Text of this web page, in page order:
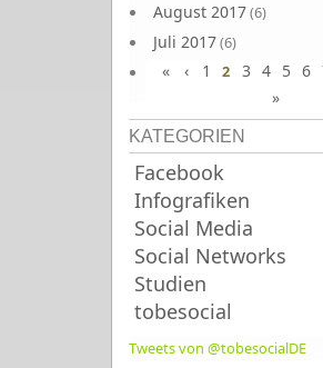
August 2017(6)
Juli 2017(6)
Juni 2017(6)
« ‹ 1 2 3 4 5 6
»
KATEGORIEN
Facebook
Infografiken
Social Media
Social Networks
Studien
tobesocial
Tweets von @tobesocialDE